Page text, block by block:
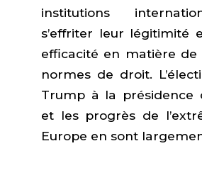
institutions
s’effriter leur légitimité
efficacité en matière
normes de droit.
Trump à la présidence
et les progrès de
Europe en sont